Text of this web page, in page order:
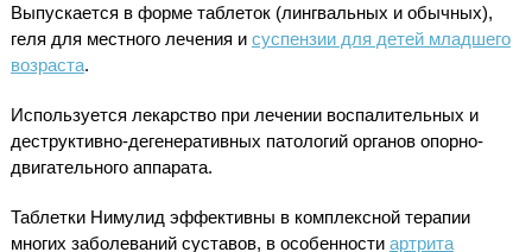
Выпускается в форме таблеток (лингвальных и обычных),
геля для местного лечения и суспензии для детей младшего
возраста.
Используется лекарство при лечении воспалительных и
деструктивно-дегенеративных патологий органов опорно-
двигательного аппарата.
Таблетки Нимулид эффективны в комплексной терапии
многих заболеваний суставов, в особенности артрита